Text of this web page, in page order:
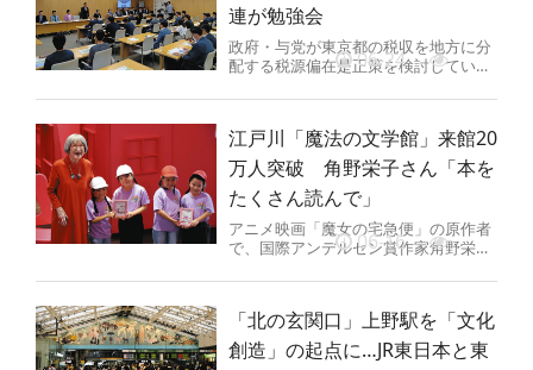
連が勉強会
政府・与党が東京都の税収を地方に分
配する税源偏在是正策を検討している
結成された超党派の「地方税財源全...
06-24
江戸川「魔法の文学館」来館20
万人突破 角野栄子さん「本を
たくさん読んで」
アニメ映画「魔女の宅急便」の原作者
で、国際アンデルセン賞作家角野栄子
の文学館」（東京都江戸川区南葛西...
06-16
「北の玄関口」上野駅を「文化
創造」の起点に…JR東日本と東